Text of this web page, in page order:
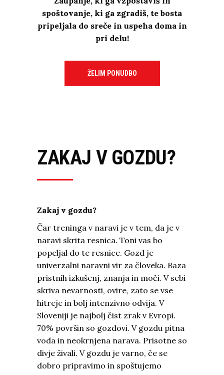
DOSEGANJE CILJEV
PRIPRAVA HRANE IN KUHANJE
spoštovanje, ki ga zgradiš, te bosta
pripeljala do sreče in uspeha doma in
pri delu!
ŽELIM PONUDBO
ZAKAJ V GOZDU?
Zakaj v gozdu?
Čar treninga v naravi je v tem, da je v
naravi skrita resnica. Toni vas bo
popeljal do te resnice. Gozd je
univerzalni naravni vir za človeka. Baza
pristnih izkušenj, znanja in moči. V sebi
skriva nevarnosti, ovire, zato se vse
hitreje in bolj intenzivno odvija. V
Sloveniji je najbolj čist zrak v Evropi.
70% površin so gozdovi. V gozdu pitna
voda in neokrnjena narava. Prisotne so
divje živali. V gozdu je varno, če se
dobro pripravimo in spoštujemo